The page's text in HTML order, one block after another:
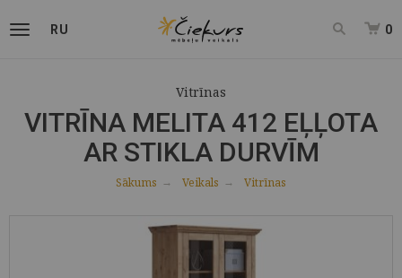
RU 0
Vitrīnas
VITRĪNA MELITA 412 EĻĻOTA
AR STIKLA DURVĪM
Sākums Veikals Vitrīnas